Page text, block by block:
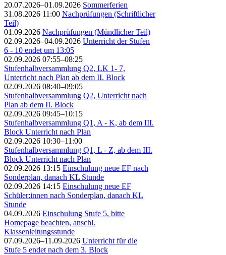
20.07.2026–01.09.2026 Sommerferien
31.08.2026 11:00 Nachprüfungen (Schriftlicher
Teil)
01.09.2026 Nachprüfungen (Mündlicher Teil)
02.09.2026–04.09.2026 Unterricht der Stufen
6 - 10 endet um 13:05
02.09.2026 07:55–08:25
Stufenhalbversammlung Q2, LK 1- 7,
Unterricht nach Plan ab dem II. Block
02.09.2026 08:40–09:05
Stufenhalbversammlung Q2, Unterricht nach
Plan ab dem II. Block
02.09.2026 09:45–10:15
Stufenhalbversammlung Q1, A - K, ab dem III.
Block Unterricht nach Plan
02.09.2026 10:30–11:00
Stufenhalbversammlung Q1, L - Z, ab dem III.
Block Unterricht nach Plan
02.09.2026 13:15 Einschulung neue EF nach
Sonderplan, danach KL Stunde
02.09.2026 14:15 Einschulung neue EF
Schüler:innen nach Sonderplan, danach KL
Stunde
04.09.2026 Einschulung Stufe 5, bitte
Homepage beachten, anschl.
Klassenleitungsstunde
07.09.2026–11.09.2026 Unterricht für die
Stufe 5 endet nach dem 3. Block